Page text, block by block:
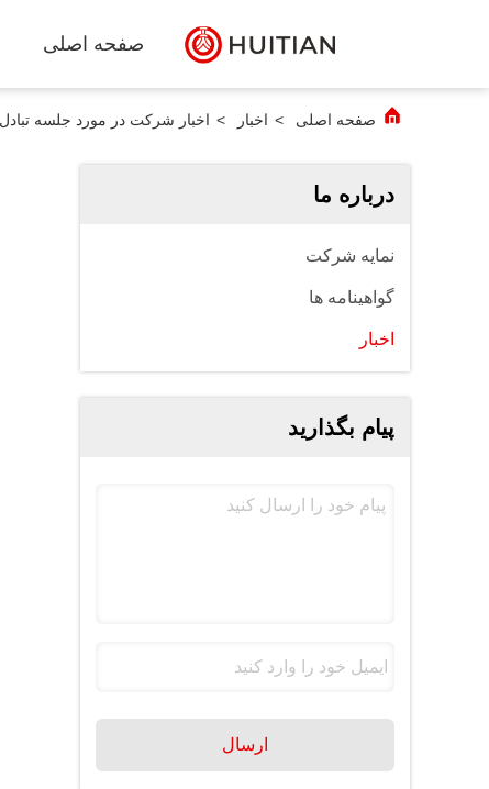
صفحه اصلی
صفحه اصلی > اخبار > اخبار شرکت در مورد جلسه
درباره ما
نمایه شرکت
گواهینامه ها
اخبار
پیام بگذارید
ارسال